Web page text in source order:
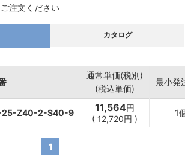
注文ください
カタログ
通常単価(税別)
(税込単価)
最小発
Z40-2-S40-9 11,564円
( 12,720円 )
1
1